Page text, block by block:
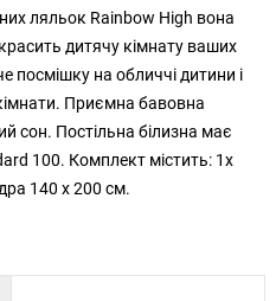
ляльок Rainbow High вона
дитячу кімнату ваших
посмішку на обличчі дитини і
Приємна бавовна
сон. Постільна білизна має
100. Комплект містить: 1x
140 x 200 см.